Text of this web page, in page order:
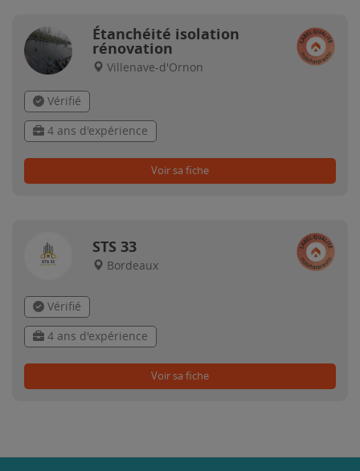
Étanchéité isolation
rénovation
Villenave-d'Ornon
Vérifié
4 ans d'expérience
Voir sa fiche
STS 33
Bordeaux
Vérifié
4 ans d'expérience
Voir sa fiche